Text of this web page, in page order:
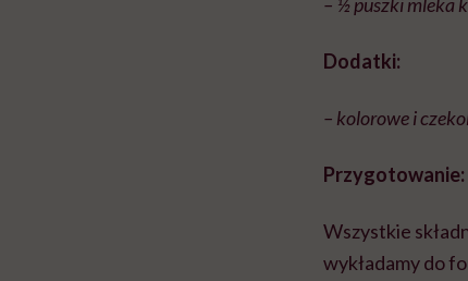
Dodatki:
– kolorowe i
Przygotowanie:
Wszystkie
wykładamy do